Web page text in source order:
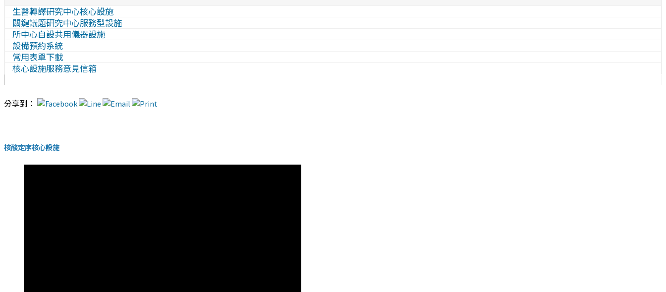
生醫轉譯研究中心核心設施
關鍵議題研究中心服務型設施
所中心自設共用儀器設施
設備預約系統
常用表單下載
核心設施服務意見信箱
分享到：
核酸定序核心設施